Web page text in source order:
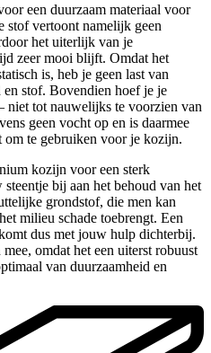
een duurzaam materiaal voor
vertoont namelijk geen
het uiterlijk van je
zeer mooi blijft. Omdat het
is, heb je geen last van
stof. Bovendien hoef je je
niet tot nauwelijks te voorzien van
geen vocht op en is daarmee
om te gebruiken voor je kozijn.
kozijn voor een sterk
bij aan het behoud van het
grondstof, die men kan
milieu schade toebrengt. Een
dus met jouw hulp dichterbij.
omdat het een uiterst robuust
van duurzaamheid en